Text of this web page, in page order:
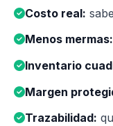
Costo real:
Menos mermas:
Inventario
Margen
Trazabilidad: